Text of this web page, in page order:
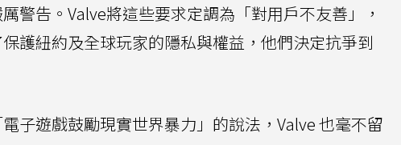
警告。Valve將這些要求定調為「對用戶不友善」，
護紐約及全球玩家的隱私與權益，他們決定抗爭到
子遊戲鼓勵現實世界暴力」的說法，Valve 也毫不留